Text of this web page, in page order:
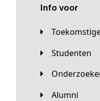
Info voor
Studenten
Alumni